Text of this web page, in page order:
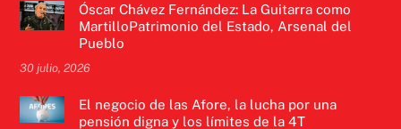
Óscar Chávez Fernández: La Guitarra como
MartilloPatrimonio del Estado, Arsenal del
Pueblo
30 julio, 2026
El negocio de las Afore, la lucha por una
pensión digna y los límites de la 4T